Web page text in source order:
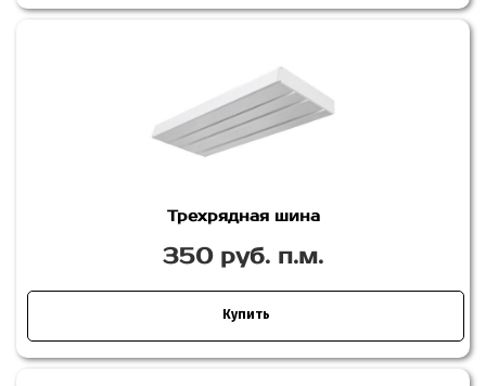
Трехрядная шина
350 руб. п.м.
Купить